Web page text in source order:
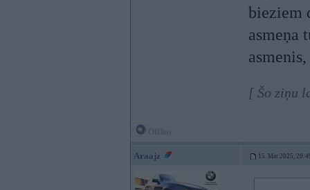
bieziem
asmeņa
[ Šo ziņu
Araajz 15. Mar 2025,